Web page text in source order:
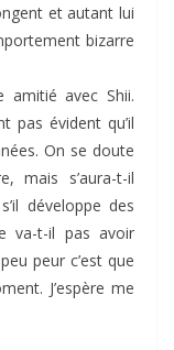
et autant lui
bizarre
amitié avec Shii.
pas évident qu’il
On se doute
mais s’aura-t-il
développe des
va-t-il pas avoir
peur c’est que
J’espère me